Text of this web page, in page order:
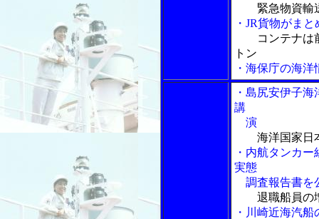
緊急物資輸
・JR貨物がま
コンテナは
トン
・海保庁の海
・島尻安伊子
講
演
海洋国家日
・内航タンカ
実態
調査報告書を
退職船員の
・川崎近海汽